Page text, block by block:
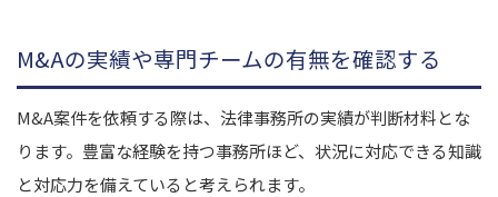
M&Aの実績や専門チームの有無を確認する
M&A案件を依頼する際は、法律事務所の実績が判断材料とな
ります。豊富な経験を持つ事務所ほど、状況に対応できる知識
と対応力を備えていると考えられます。